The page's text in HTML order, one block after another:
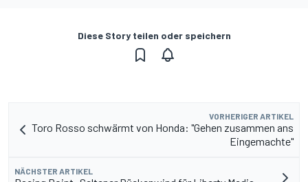
Diese Story teilen oder speichern
VORHERIGER ARTIKEL
Toro Rosso schwärmt von Honda: "Gehen zusammen ans
Eingemachte"
NÄCHSTER ARTIKEL